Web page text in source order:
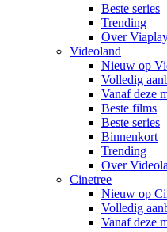
Beste series
Trending
Over
Videoland
Nieuw op
Volledig
Vanaf deze
Beste films
Beste series
Binnenkort
Trending
Over
Cinetree
Nieuw op
Volledig
Vanaf deze